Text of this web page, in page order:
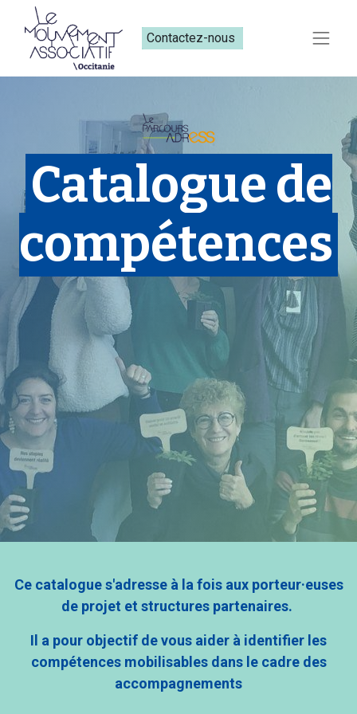
Contactez-nous​​
Catalogue de
compétences
Ce catalogue s'adresse à la fois aux porteur·euses
de projet et structures partenaires.
Il a pour objectif de vous aider à identifier les
compétences mobilisables dans le cadre des
accompagnements